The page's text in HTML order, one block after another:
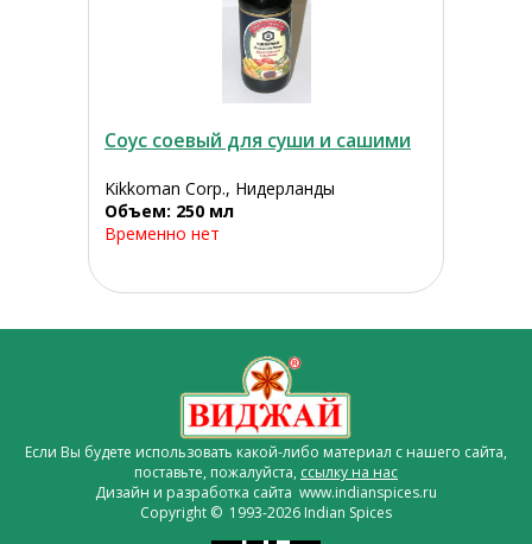
Соус соевый для суши и сашими
Kikkoman Corp., Нидерланды
Объем: 250 мл
Временно нет
Если Вы будете использовать какой-либо материал с нашего сайта,
поставьте, пожалуйста, ссылку на нас
Дизайн и разработка сайта www.indianspices.ru
Copyright © 1993-2026 Indian Spices